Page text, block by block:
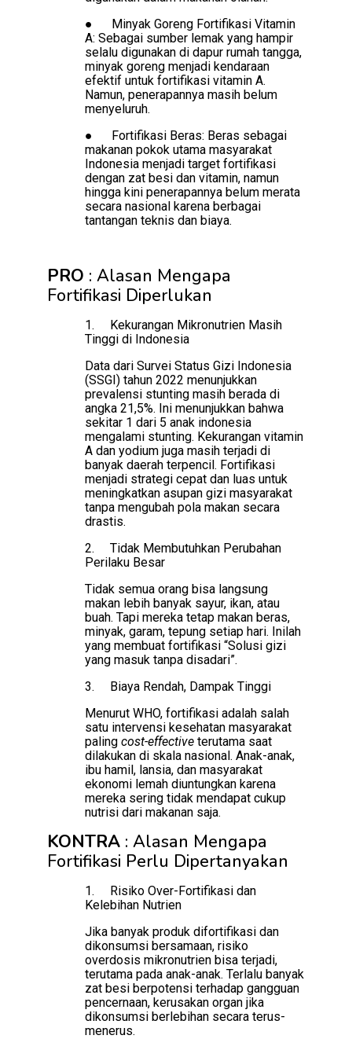
● Minyak Goreng Fortifikasi Vitamin
A: Sebagai sumber lemak yang hampir
selalu digunakan di dapur rumah tangga,
minyak goreng menjadi kendaraan
efektif untuk fortifikasi vitamin A.
Namun, penerapannya masih belum
menyeluruh.
● Fortifikasi Beras: Beras sebagai
makanan pokok utama masyarakat
Indonesia menjadi target fortifikasi
dengan zat besi dan vitamin, namun
hingga kini penerapannya belum merata
secara nasional karena berbagai
tantangan teknis dan biaya.
PRO : Alasan Mengapa
Fortifikasi Diperlukan
1. Kekurangan Mikronutrien Masih
Tinggi di Indonesia
Data dari Survei Status Gizi Indonesia
(SSGI) tahun 2022 menunjukkan
prevalensi stunting masih berada di
angka 21,5%. Ini menunjukkan bahwa
sekitar 1 dari 5 anak indonesia
mengalami stunting. Kekurangan vitamin
A dan yodium juga masih terjadi di
banyak daerah terpencil. Fortifikasi
menjadi strategi cepat dan luas untuk
meningkatkan asupan gizi masyarakat
tanpa mengubah pola makan secara
drastis.
2. Tidak Membutuhkan Perubahan
Perilaku Besar
Tidak semua orang bisa langsung
makan lebih banyak sayur, ikan, atau
buah. Tapi mereka tetap makan beras,
minyak, garam, tepung setiap hari. Inilah
yang membuat fortifikasi “Solusi gizi
yang masuk tanpa disadari”.
3. Biaya Rendah, Dampak Tinggi
Menurut WHO, fortifikasi adalah salah
satu intervensi kesehatan masyarakat
paling cost-effective terutama saat
dilakukan di skala nasional. Anak-anak,
ibu hamil, lansia, dan masyarakat
ekonomi lemah diuntungkan karena
mereka sering tidak mendapat cukup
nutrisi dari makanan saja.
KONTRA : Alasan Mengapa
Fortifikasi Perlu Dipertanyakan
1. Risiko Over-Fortifikasi dan
Kelebihan Nutrien
Jika banyak produk difortifikasi dan
dikonsumsi bersamaan, risiko
overdosis mikronutrien bisa terjadi,
terutama pada anak-anak. Terlalu banyak
zat besi berpotensi terhadap gangguan
pencernaan, kerusakan organ jika
dikonsumsi berlebihan secara terus-
menerus.